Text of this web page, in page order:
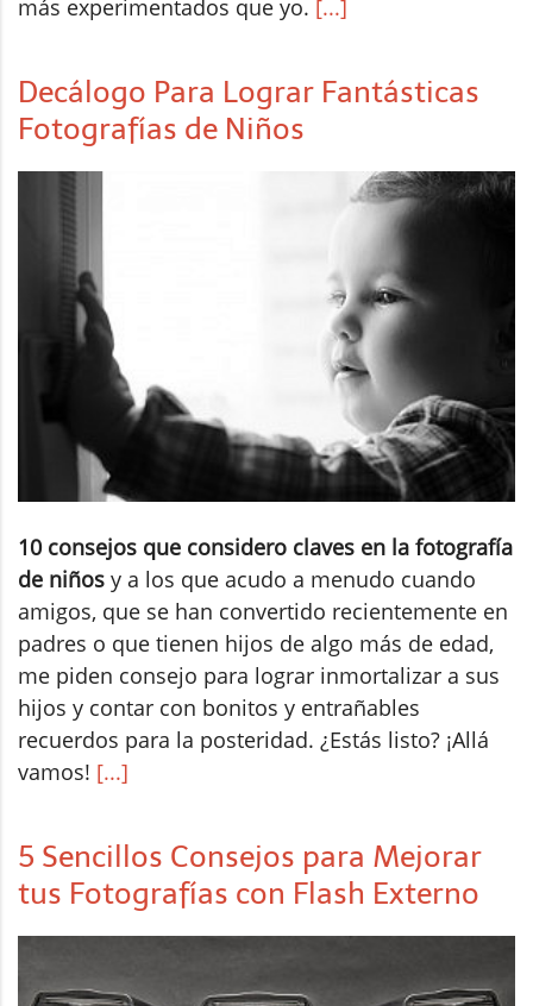
más experimentados que yo. [...]
Decálogo Para Lograr Fantásticas
Fotografías de Niños
10 consejos que considero claves en la fotografía
de niños y a los que acudo a menudo cuando
amigos, que se han convertido recientemente en
padres o que tienen hijos de algo más de edad,
me piden consejo para lograr inmortalizar a sus
hijos y contar con bonitos y entrañables
recuerdos para la posteridad. ¿Estás listo? ¡Allá
vamos! [...]
5 Sencillos Consejos para Mejorar
tus Fotografías con Flash Externo